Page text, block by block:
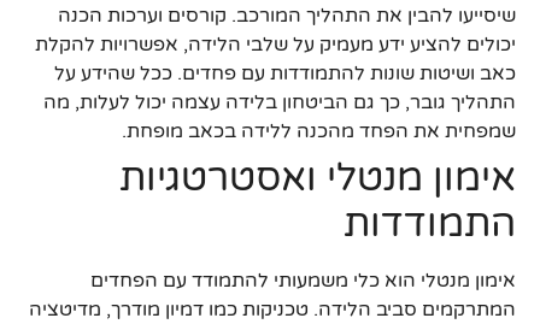
שיסייעו להבין את התהליך המורכב. קורסים וערכות הכנה
יכולים להציע ידע מעמיק על שלבי הלידה, אפשרויות להקלת
כאב ושיטות שונות להתמודדות עם פחדים. ככל שהידע על
התהליך גובר, כך גם הביטחון בלידה עצמה יכול לעלות, מה
שמפחית את הפחד מהכנה ללידה בכאב מופחת.
אימון מנטלי ואסטרטגיות
התמודדות
אימון מנטלי הוא כלי משמעותי להתמודד עם הפחדים
המתרקמים סביב הלידה. טכניקות כמו דמיון מודרך, מדיטציה